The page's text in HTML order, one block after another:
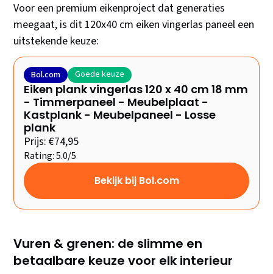
Voor een premium eikenproject dat generaties
meegaat, is dit 120x40 cm eiken vingerlas paneel een
uitstekende keuze:
Bol.com Goede keuze
Eiken plank vingerlas 120 x 40 cm 18 mm
- Timmerpaneel - Meubelplaat -
Kastplank - Meubelpaneel - Losse
plank
Prijs: €74,95
Rating: 5.0/5
Bekijk bij Bol.com
Vuren & grenen: de slimme en
betaalbare keuze voor elk interieur